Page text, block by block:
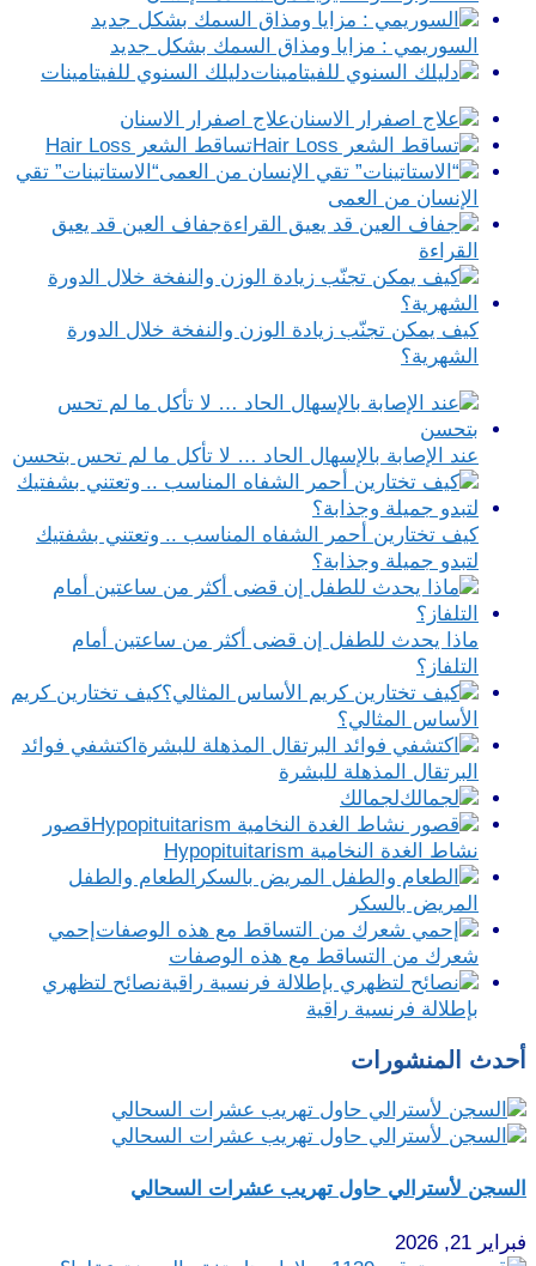
السوريمي : مزايا ومذاق السمك بشكل جديد
دليلك السنوي للفيتامينات
علاج اصفرار الاسنان
تساقط الشعر Hair Loss
“الاستاتينات” تقي
الإنسان من العمى
جفاف العين قد يعيق
القراءة
كيف يمكن تجنّب زيادة الوزن والنفخة خلال الدورة
الشهرية؟
عند الإصابة بالإسهال الحاد … لا تأكل ما لم تحس بتحسن
كيف تختارين أحمر الشفاه المناسب .. وتعتني بشفتيك
لتبدو جميلة وجذابة؟
ماذا يحدث للطفل إن قضى أكثر من ساعتين أمام
التلفاز؟
كيف تختارين كريم
الأساس المثالي؟
اكتشفي فوائد
البرتقال المذهلة للبشرة
لجمالك
قصور
نشاط الغدة النخامية Hypopituitarism
الطعام والطفل
المريض بالسكر
إحمي
شعرك من التساقط مع هذه الوصفات
نصائح لتظهري
بإطلالة فرنسية راقية
أحدث المنشورات
السجن لأسترالي حاول تهريب عشرات السحالي
فبراير 21, 2026